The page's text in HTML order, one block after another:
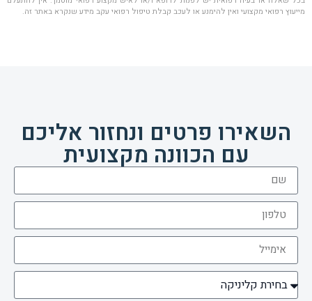
מייעוץ רפואי מקצועי ואין להימנע או לעכב קבלת טיפול רפואי עקב מידע שנקרא באתר זה.
השאירו פרטים ונחזור אליכם
עם הכוונה מקצועית